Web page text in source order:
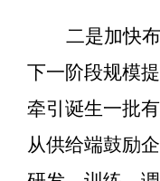
二是加快
下一阶段规模
牵引诞生一批
从供给端鼓励